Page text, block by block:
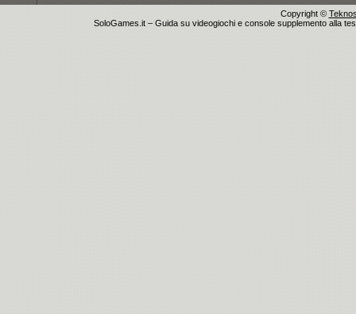
Copyright ©
SoloGames.it – Guida su videogiochi e console supplemento alla